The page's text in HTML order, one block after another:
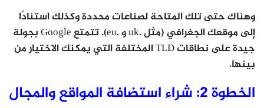
وهناك حتى تلك المتاحة لصناعات محددة وكذلك استنادًا
إلى موقعك الجغرافي (مثل .uk و .eu). تتمتع Google بجولة
جيدة على نطاقات TLD المختلفة التي يمكنك الاختيار من
بينها.
الخطوة 2: شراء استضافة المواقع والمجال